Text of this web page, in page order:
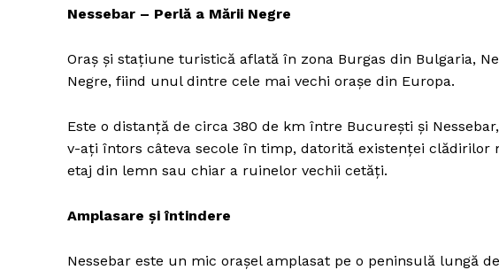
Nessebar – Perlă a Mării Negre
Oraş şi staţiune turistică aflată în zona Burgas din Bulgaria,
Negre, fiind unul dintre cele mai vechi oraşe din Europa.
Este o distanţă de circa 380 de km între Bucureşti şi
v-aţi întors câteva secole în timp, datorită existenţei clădirilor
etaj din lemn sau chiar a ruinelor vechii cetăţi.
Amplasare şi întindere
Nessebar este un mic oraşel amplasat pe o peninsulă lungă